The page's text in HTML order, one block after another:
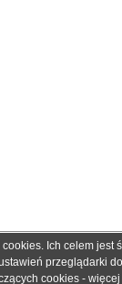
publikowane dane
wątpliwości prosimy
Ich celem
przeglądarki
cookies -